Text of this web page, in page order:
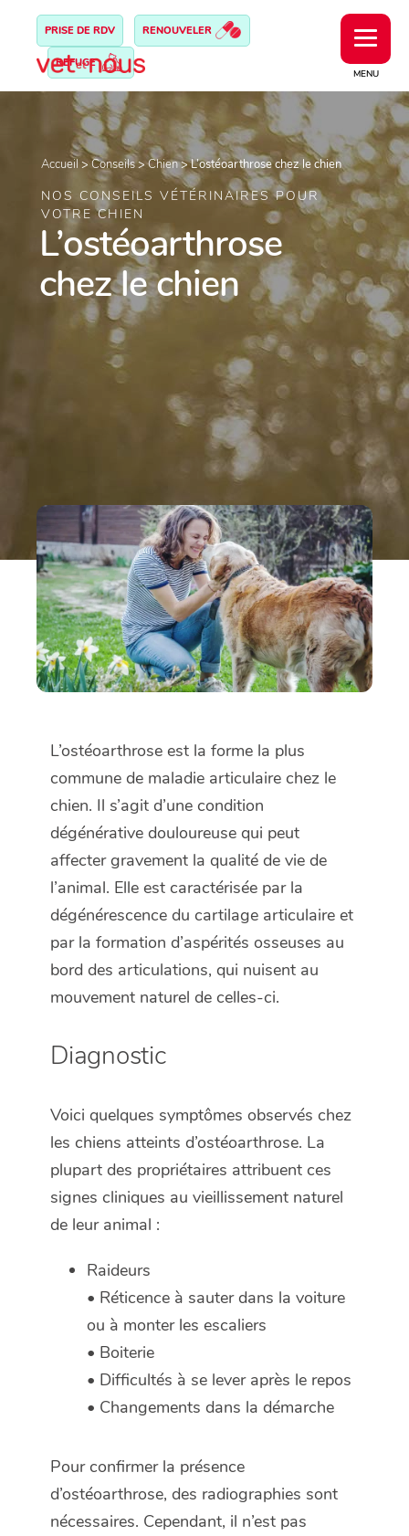
MENU
PRISE DE RDV RENOUVELER
REFUGE
Accueil >Conseils>Chien>L’ostéoarthrose chez le chien
NOS CONSEILS VÉTÉRINAIRES POUR
VOTRE CHIEN
L’ostéoarthrose
chez le chien
L’ostéoarthrose est la forme la plus
commune de maladie articulaire chez le
chien. Il s’agit d’une condition
dégénérative douloureuse qui peut
affecter gravement la qualité de vie de
l’animal. Elle est caractérisée par la
dégénérescence du cartilage articulaire et
par la formation d’aspérités osseuses au
bord des articulations, qui nuisent au
mouvement naturel de celles-ci.
Diagnostic
Voici quelques symptômes observés chez
les chiens atteints d’ostéoarthrose. La
plupart des propriétaires attribuent ces
signes cliniques au vieillissement naturel
de leur animal :
Raideurs
• Réticence à sauter dans la voiture
ou à monter les escaliers
• Boiterie
• Difficultés à se lever après le repos
• Changements dans la démarche
Pour confirmer la présence
d’ostéoarthrose, des radiographies sont
nécessaires. Cependant, il n’est pas